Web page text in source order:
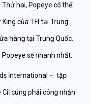
hai, Popeye có thể
của TFI tại Trung
hàng tại Trung Quốc.
sẽ nhanh nhất.
International – tập
cũng phải công nhận